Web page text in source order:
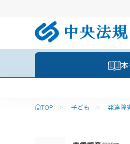
TOP > 子ども > 発達障